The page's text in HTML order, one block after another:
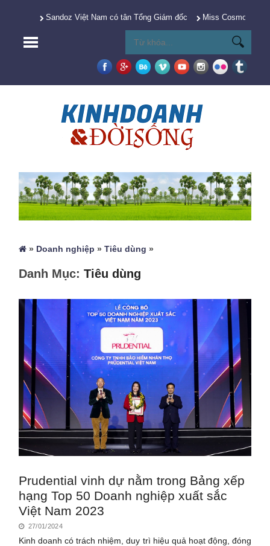
Sandoz Việt Nam có tân Tổng Giám đốc Miss Cosmo 2025
» Doanh nghiệp »Tiêu dùng »
Danh Mục:Tiêu dùng
Prudential vinh dự nằm trong Bảng xếp
hạng Top 50 Doanh nghiệp xuất sắc
Việt Nam 2023
27/01/2024
Kinh doanh có trách nhiệm, duy trì hiệu quả hoạt động, đóng